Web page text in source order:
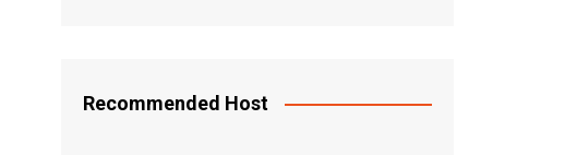
Recommended Host